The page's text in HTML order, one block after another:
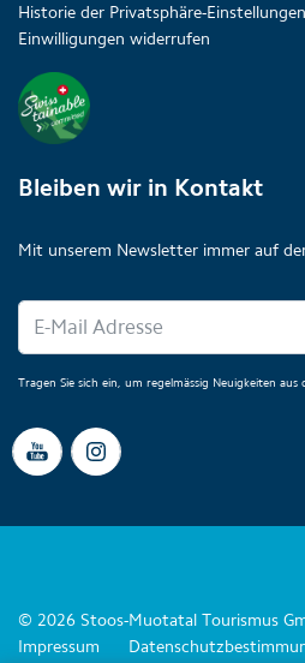
Historie der Privatsphäre-Einstellungen
Einwilligungen widerrufen
Bleiben wir in Kontakt
Mit unserem Newsletter immer auf
Tragen Sie sich ein, um regelmässig Neuigkeiten
© 2026 Stoos-Muotatal Tourismus
Impressum